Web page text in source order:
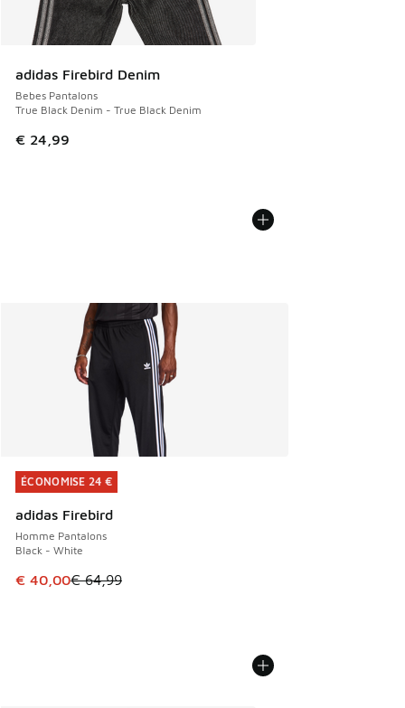
adidas Firebird Denim
Bebes Pantalons
True Black Denim - True Black Denim
€ 24,99
ÉCONOMISE 24 €
adidas Firebird
Homme Pantalons
Black - White
Cet article est en promotion. Prix en baisse de € 64,99 à
€ 40,00€ 64,99
ÉCONOMISE 24 €